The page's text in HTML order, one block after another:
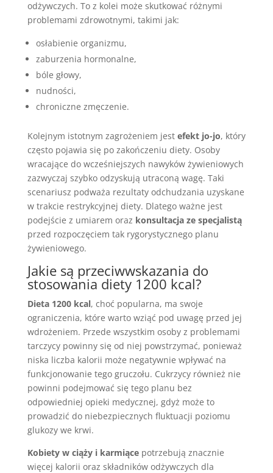
odżywczych. To z kolei może skutkować różnymi
problemami zdrowotnymi, takimi jak:
osłabienie organizmu,
zaburzenia hormonalne,
bóle głowy,
nudności,
chroniczne zmęczenie.
Kolejnym istotnym zagrożeniem jest efekt jo-jo, który
często pojawia się po zakończeniu diety. Osoby
wracające do wcześniejszych nawyków żywieniowych
zazwyczaj szybko odzyskują utraconą wagę. Taki
scenariusz podważa rezultaty odchudzania uzyskane
w trakcie restrykcyjnej diety. Dlatego ważne jest
podejście z umiarem oraz konsultacja ze specjalistą
przed rozpoczęciem tak rygorystycznego planu
żywieniowego.
Jakie są przeciwwskazania do
stosowania diety 1200 kcal?
Dieta 1200 kcal, choć popularna, ma swoje
ograniczenia, które warto wziąć pod uwagę przed jej
wdrożeniem. Przede wszystkim osoby z problemami
tarczycy powinny się od niej powstrzymać, ponieważ
niska liczba kalorii może negatywnie wpływać na
funkcjonowanie tego gruczołu. Cukrzycy również nie
powinni podejmować się tego planu bez
odpowiedniej opieki medycznej, gdyż może to
prowadzić do niebezpiecznych fluktuacji poziomu
glukozy we krwi.
Kobiety w ciąży i karmiącepotrzebują znacznie
więcej kalorii oraz składników odżywczych dla